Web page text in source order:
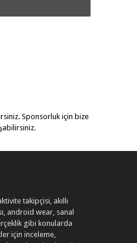
Sponsorluk için bize
takipçisi, akıllı
android wear, sanal
gibi konularda
için inceleme,